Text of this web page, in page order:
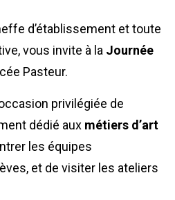
d’établissement et toute
vous invite à la Journée
Pasteur.
privilégiée de
dédié aux métiers d’art
les équipes
et de visiter les ateliers